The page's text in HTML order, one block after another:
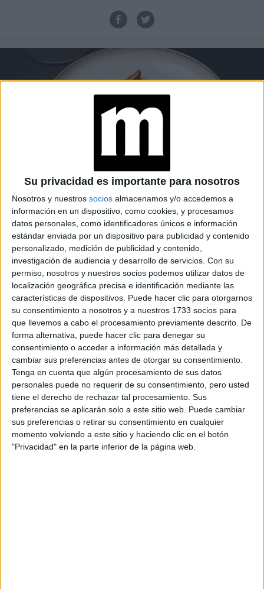
Su privacidad es importante para nosotros
Nosotros y nuestros socios almacenamos y/o accedemos a
información en un dispositivo, como cookies, y procesamos
datos personales, como identificadores únicos e información
estándar enviada por un dispositivo para publicidad y contenido
personalizado, medición de publicidad y contenido,
investigación de audiencia y desarrollo de servicios. Con su
permiso, nosotros y nuestros socios podemos utilizar datos de
localización geográfica precisa e identificación mediante las
características de dispositivos. Puede hacer clic para otorgarnos
su consentimiento a nosotros y a nuestros 1733 socios para
que llevemos a cabo el procesamiento previamente descrito. De
forma alternativa, puede hacer clic para denegar su
consentimiento o acceder a información más detallada y
cambiar sus preferencias antes de otorgar su consentimiento.
Tenga en cuenta que algún procesamiento de sus datos
personales puede no requerir de su consentimiento, pero usted
tiene el derecho de rechazar tal procesamiento. Sus
preferencias se aplicarán solo a este sitio web. Puede cambiar
sus preferencias o retirar su consentimiento en cualquier
momento volviendo a este sitio y haciendo clic en el botón
"Privacidad" en la parte inferior de la página web.
FOOD01-04-2026 17:02
Receta de otoño: cómo hacer
zanahorias asadas con hummus
casero
Simple, cálida y consciente, esta receta de zanahorias
orgánicas asadas con hummus invita a reconectar con los
sabores de otoño y a redescubrir la belleza de lo esencial.
Por Ayelén Jaquenod.